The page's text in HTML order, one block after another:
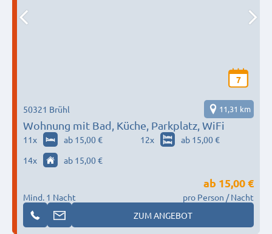
7
Wohnung mit Bad, Küche, Parkplatz, WiFi
50321 Brühl 11,31 km
11x ab 15,00 € 12x
ab 15,00 €
14x ab 15,00 €
Mind. 1 Nacht
ab 15,00 €
pro Person / Nacht
ZUM ANGEBOT